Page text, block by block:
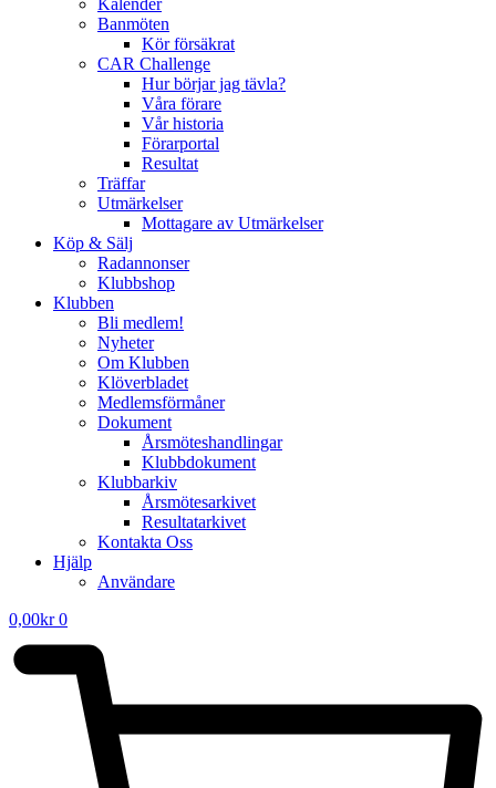
Kalender
Banmöten
Kör försäkrat
CAR Challenge
Hur börjar jag tävla?
Våra förare
Vår historia
Förarportal
Resultat
Träffar
Utmärkelser
Mottagare av Utmärkelser
Köp & Sälj
Radannonser
Klubbshop
Klubben
Bli medlem!
Nyheter
Om Klubben
Klöverbladet
Medlemsförmåner
Dokument
Årsmöteshandlingar
Klubbdokument
Klubbarkiv
Årsmötesarkivet
Resultatarkivet
Kontakta Oss
Hjälp
Användare
0,00kr 0